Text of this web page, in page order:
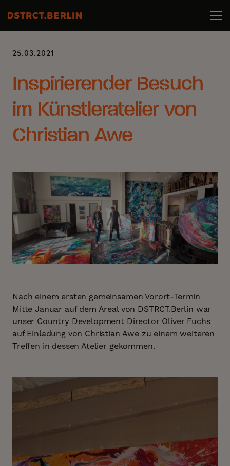
25.03.2021
Inspirierender Besuch
im Künstleratelier von
Christian Awe
Nach einem ersten gemeinsamen Vorort-Termin
Mitte Januar auf dem Areal von DSTRCT.Berlin war
unser Country Development Director Oliver Fuchs
auf Einladung von Christian Awe zu einem weiteren
Treffen in dessen Atelier gekommen.